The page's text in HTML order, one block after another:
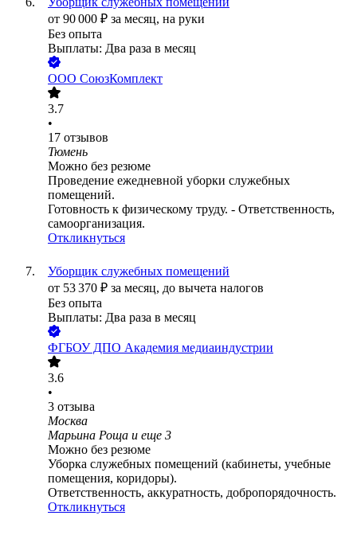
от 90 000 ₽ за месяц, на руки
Без опыта
Выплаты: Два раза в месяц
ООО СоюзКомплект
3.7
•
17 отзывов
Тюмень
Можно без резюме
Проведение ежедневной уборки служебных
помещений.
Готовность к физическому труду. - Ответственность,
самоорганизация.
Откликнуться
Уборщик служебных помещений
от 53 370 ₽ за месяц, до вычета налогов
Без опыта
Выплаты: Два раза в месяц
ФГБОУ ДПО Академия медиаиндустрии
3.6
•
3 отзыва
Москва
Марьина Роща и еще 3
Можно без резюме
Уборка служебных помещений (кабинеты, учебные
помещения, коридоры).
Ответственность, аккуратность, добропорядочность.
Откликнуться